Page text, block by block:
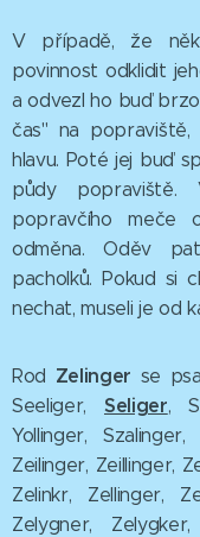
V případě, že
povinnost odklidit
a odvezl ho buď
čas" na
hlavu. Poté jej buď
půdy
popravčího meče
odměna. Oděv
pacholků. Pokud si
nechat, museli je od
Rod Zelinger se
Seeliger, Seliger,
Yollinger,
Zeilinger, Zeillinger,
Zelinkr, Zellinger,
Zelygner,